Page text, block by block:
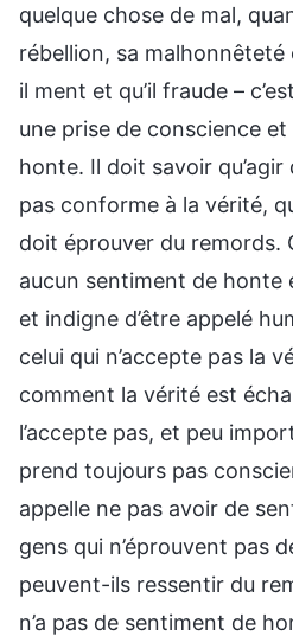
quelque chose de mal,
rébellion, sa
il ment et qu’il fraude –
une prise de conscience
honte. Il doit savoir qu’agir
pas conforme à la vérité,
doit éprouver du remords.
aucun sentiment de honte
et indigne d’être appelé
celui qui n’accepte pas la
comment la vérité est
l’accepte pas, et peu
prend toujours pas
appelle ne pas avoir de
gens qui n’éprouvent pas
peuvent-ils ressentir du
n’a pas de sentiment de